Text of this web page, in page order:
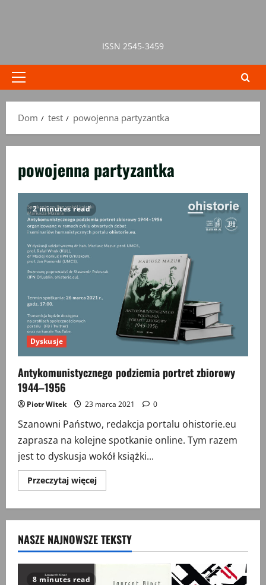
ISSN 2545-3459
Menu
Dom
test powojenna partyzantka
powojenna partyzantka
2 minutes read
Dyskusje
Antykomunistycznego podziemia portret zbiorowy
1944–1956
Piotr Witek 23 marca 2021 0
Szanowni Państwo, redakcja portalu ohistorie.eu
zaprasza na kolejne spotkanie online. Tym razem
jest to dyskusja wokół książki...
Przeczytaj więcejPrzeczytaj
więcej
portret
1944–
1956
NASZE NAJNOWSZE TEKSTY
8 minutes read